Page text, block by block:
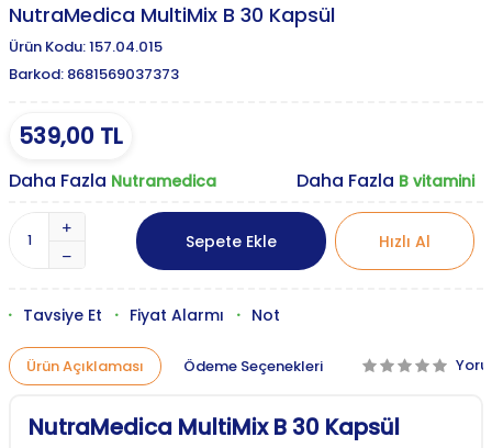
NutraMedica MultiMix B 30 Kapsül
Ürün Kodu:157.04.015
Barkod: 8681569037373
539,00 TL
Daha Fazla Nutramedica Daha Fazla B vitamini
Sepete Ekle Hızlı Al
Tavsiye Et Fiyat Alarmı Not
Ürün Açıklaması Ödeme Seçenekleri
NutraMedica MultiMix B 30 Kapsül